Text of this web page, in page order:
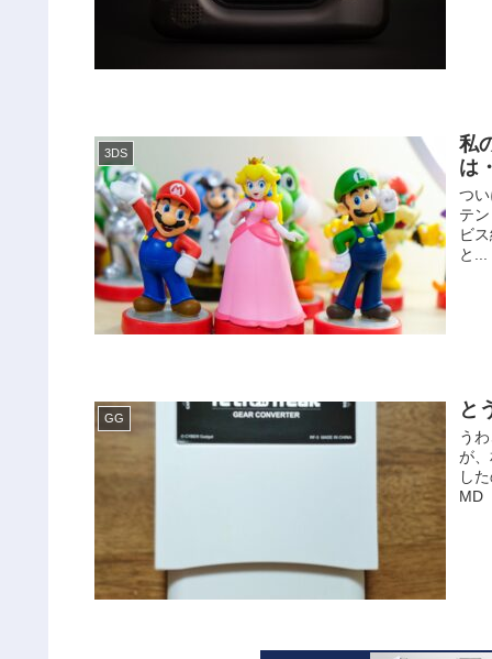
3DS
私
は
つ
テ
ビ
と...
GG と
う
が
し
MD